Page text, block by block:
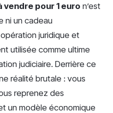
vendre pour 1 euro n’est
ni un cadeau
opération juridique et
utilisée comme ultime
judiciaire. Derrière ce
réalité brutale : vous
reprenez des
un modèle économique